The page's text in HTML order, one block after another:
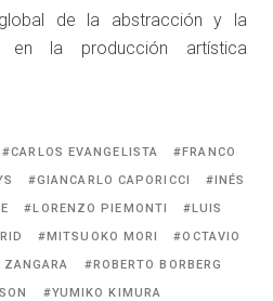
de la abstracción y la
en la producción artística
Tagged
with:
CARLOS EVANGELISTA
FRANCO
GIANCARLO CAPORICCI
INÉS
LORENZO PIEMONTI
LUIS
MITSUOKO MORI
OCTAVIO
ZANGARA
ROBERTO BORBERG
YUMIKO KIMURA